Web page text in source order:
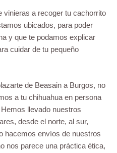
vinieras a recoger tu cachorrito
ubicados, para poder
y que te podamos explicar
cuidar de tu pequeño
de Beasain a Burgos, no
a tu chihuahua en persona
llevado nuestros
desde el norte, al sur,
hacemos envíos de nuestros
nos parece una práctica ética,